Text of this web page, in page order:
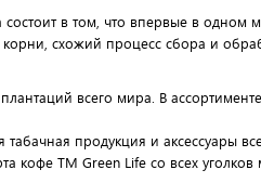
в том, что впервые в одном
схожий процесс сбора и
всего мира. В
табачная продукция и аксессуары
кофе ТМ Green Life со всех